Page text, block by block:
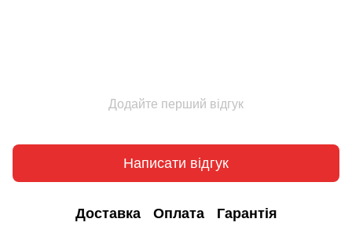
Додайте перший відгук
Написати відгук
Доставка Оплата Гарантія